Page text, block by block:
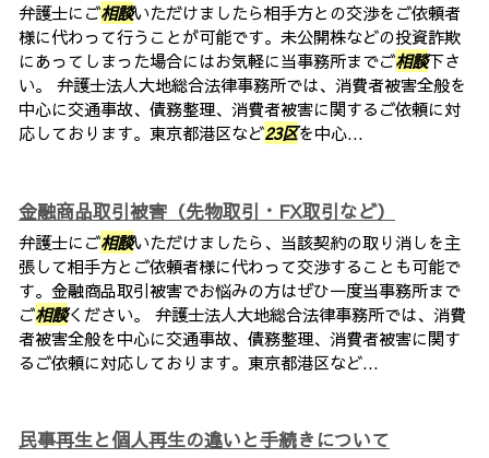
弁護士にご相談いただけましたら相手方との交渉をご依頼者
様に代わって行うことが可能です。未公開株などの投資詐欺
にあってしまった場合にはお気軽に当事務所までご相談下さ
い。 弁護士法人大地総合法律事務所では、消費者被害全般を
中心に交通事故、債務整理、消費者被害に関するご依頼に対
応しております。東京都港区など23区を中心...
金融商品取引被害（先物取引・FX取引など）
弁護士にご相談いただけましたら、当該契約の取り消しを主
張して相手方とご依頼者様に代わって交渉することも可能で
す。金融商品取引被害でお悩みの方はぜひ一度当事務所まで
ご相談ください。 弁護士法人大地総合法律事務所では、消費
者被害全般を中心に交通事故、債務整理、消費者被害に関す
るご依頼に対応しております。東京都港区など...
民事再生と個人再生の違いと手続きについて